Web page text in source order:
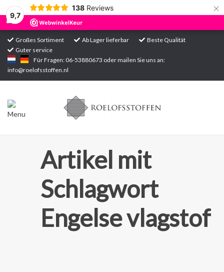
9,7
138 Reviews ×
Großes Sortiment Ab Lager lieferbar
Beste Qualität
Guter service
Für Fragen: 06-53880673 oder mailen Sie uns an:
info@roelofsstoffen.nl
Startseite
Sortiment
Artikel mit
Schlagwort
Engelse vlagstof